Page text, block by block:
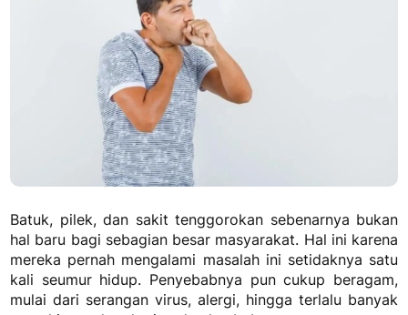
Batuk, pilek, dan sakit tenggorokan sebenarnya bukan
hal baru bagi sebagian besar masyarakat. Hal ini karena
mereka pernah mengalami masalah ini setidaknya satu
kali seumur hidup. Penyebabnya pun cukup beragam,
mulai dari serangan virus, alergi, hingga terlalu banyak